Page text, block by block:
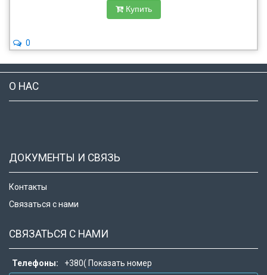
Купить
0
О НАС
ДОКУМЕНТЫ И СВЯЗЬ
Контакты
Связаться с нами
СВЯЗАТЬСЯ С НАМИ
Телефоны: +380( Показать номер